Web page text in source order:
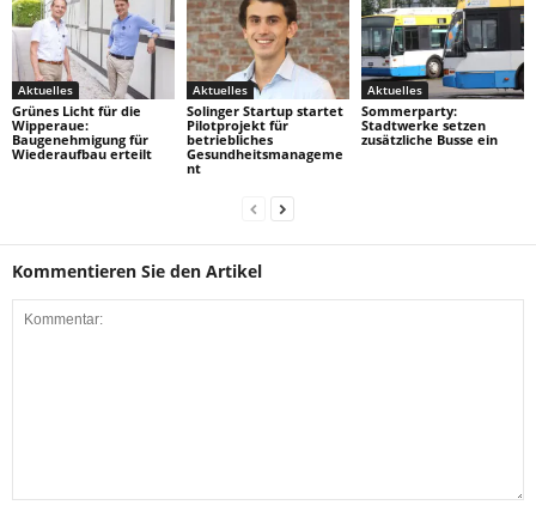
Aktuelles
Grünes Licht für die
Wipperaue:
Baugenehmigung für
Wiederaufbau erteilt
Aktuelles
Solinger Startup startet
Pilotprojekt für
betriebliches
Gesundheitsmanageme
nt
Aktuelles
Sommerparty:
Stadtwerke setzen
zusätzliche Busse ein
Kommentieren Sie den Artikel